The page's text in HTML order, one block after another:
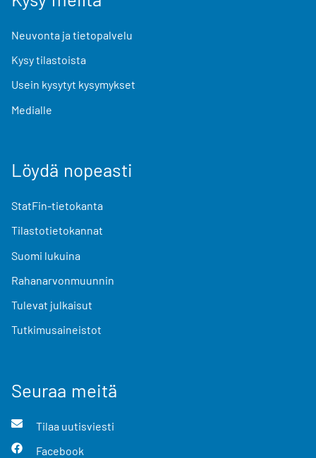
Neuvonta ja tietopalvelu
Kysy tilastoista
Usein kysytyt kysymykset
Medialle
Löydä nopeasti
StatFin-tietokanta
Tilastotietokannat
Suomi lukuina
Rahanarvonmuunnin
Tulevat julkaisut
Tutkimusaineistot
Seuraa meitä
Tilaa uutisviesti
Facebook